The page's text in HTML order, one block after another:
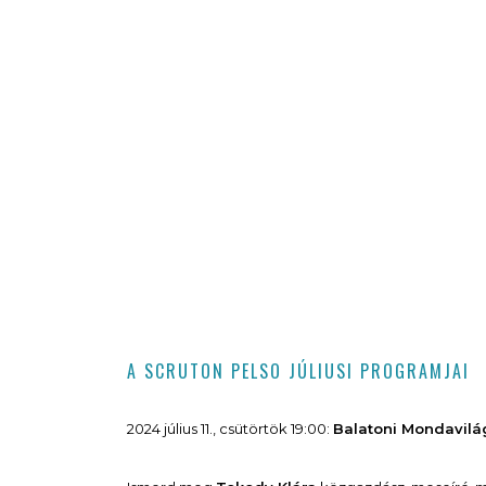
A SCRUTON PELSO JÚLIUSI PROGRAMJAI
2024 július 11., csütörtök 19:00: Balatoni